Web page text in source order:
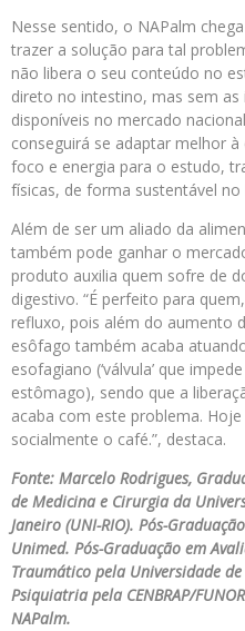
Nesse sentido, o NAPalm
trazer a solução para tal
não libera o seu conteúdo no
direto no intestino, mas sem
disponíveis no mercado
conseguirá se adaptar melhor
foco e energia para o estudo,
físicas, de forma sustentável no
Além de ser um aliado da
também pode ganhar o
produto auxilia quem sofre de
digestivo. “É perfeito para
refluxo, pois além do aumento
esôfago também acaba
esofagiano (‘válvula’ que
estômago), sendo que a
acaba com este problema.
socialmente o café.”, destaca.
Fonte: Marcelo Rodrigues,
de Medicina e Cirurgia da
Janeiro (UNI-RIO). Pós-
Unimed. Pós-Graduação em
Traumático pela Universidade
Psiquiatria pela CENBRAP/
NAPalm.